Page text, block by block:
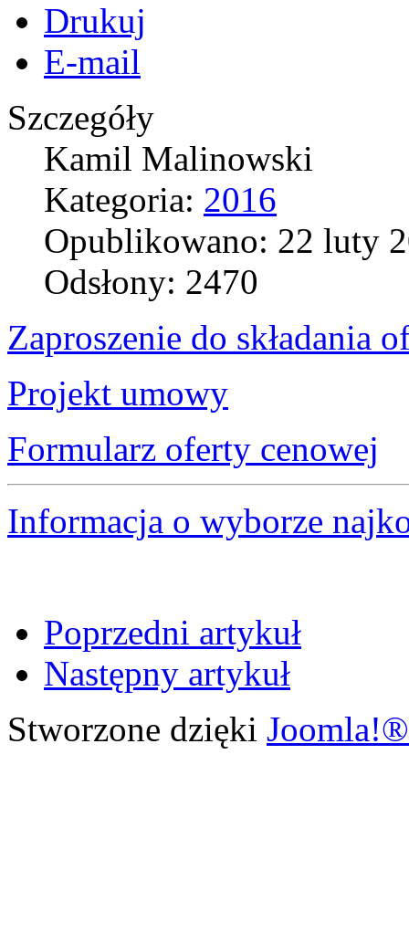
Drukuj
E-mail
Szczegóły
Kamil Malinowski
Kategoria: 2016
Opublikowano: 22 luty
Odsłony: 2470
Zaproszenie do składania
Projekt umowy
Formularz oferty cenowej
Informacja o wyborze
Poprzedni artykuł
Następny artykuł
Stworzone dzięki Joomla!®